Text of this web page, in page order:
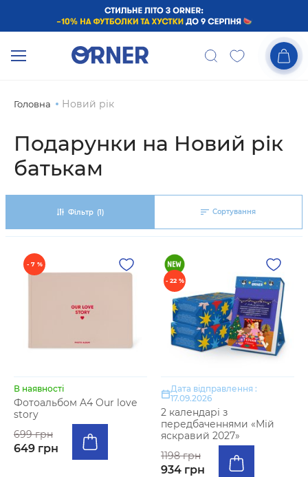
Головна Новий рік
Подарунки на Новий рік
батькам
Фільтр (1) Сортування
- 7 %
В наявності
Фотоальбом A4 Our love
story
699 грн
649 грн
- 22 %
Дата відправлення :
17.09.2026
2 календарі з
передбаченнями «Мій
яскравий 2027»
1198 грн
934 грн